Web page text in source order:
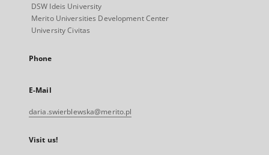
DSW Ideis University
Merito Universities Development Center
University Civitas
Phone
E-Mail
daria.swierblewska@merito.pl
Visit us!